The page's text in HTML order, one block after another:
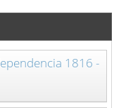
1816 -